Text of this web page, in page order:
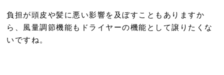
負担が頭皮や髪に悪い影響を及ぼすこともありますか
ら、風量調節機能もドライヤーの機能として譲りたくな
いですね。